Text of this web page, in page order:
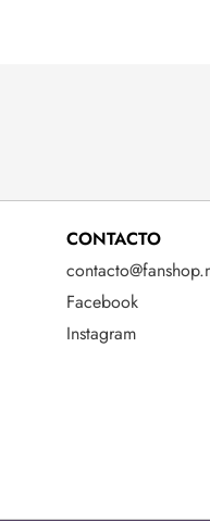
CONTACTO
Facebook
Instagram